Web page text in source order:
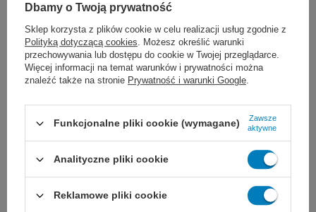
gdy potrzebne jest długie, długotrwałe
lub trwałe przybliżenie tkanek
w chirurgii sercowo-naczyniowej i
neurochirurgii
u pacjentów uczulonych na niektóre
składniki szwu
Dbamy o Twoją prywatność
Sklep korzysta z plików cookie w celu realizacji usług zgodnie z
Polityką dotyczącą cookies. Możesz określić warunki
przechowywania lub dostępu do cookie w Twojej przeglądarce.
Więcej informacji na temat warunków i prywatności można
znaleźć także na stronie Prywatność i warunki Google.
Funkcjonalne pliki cookie (wymagane)
Zawsze
aktywne
Analityczne pliki cookie
Reklamowe pliki cookie